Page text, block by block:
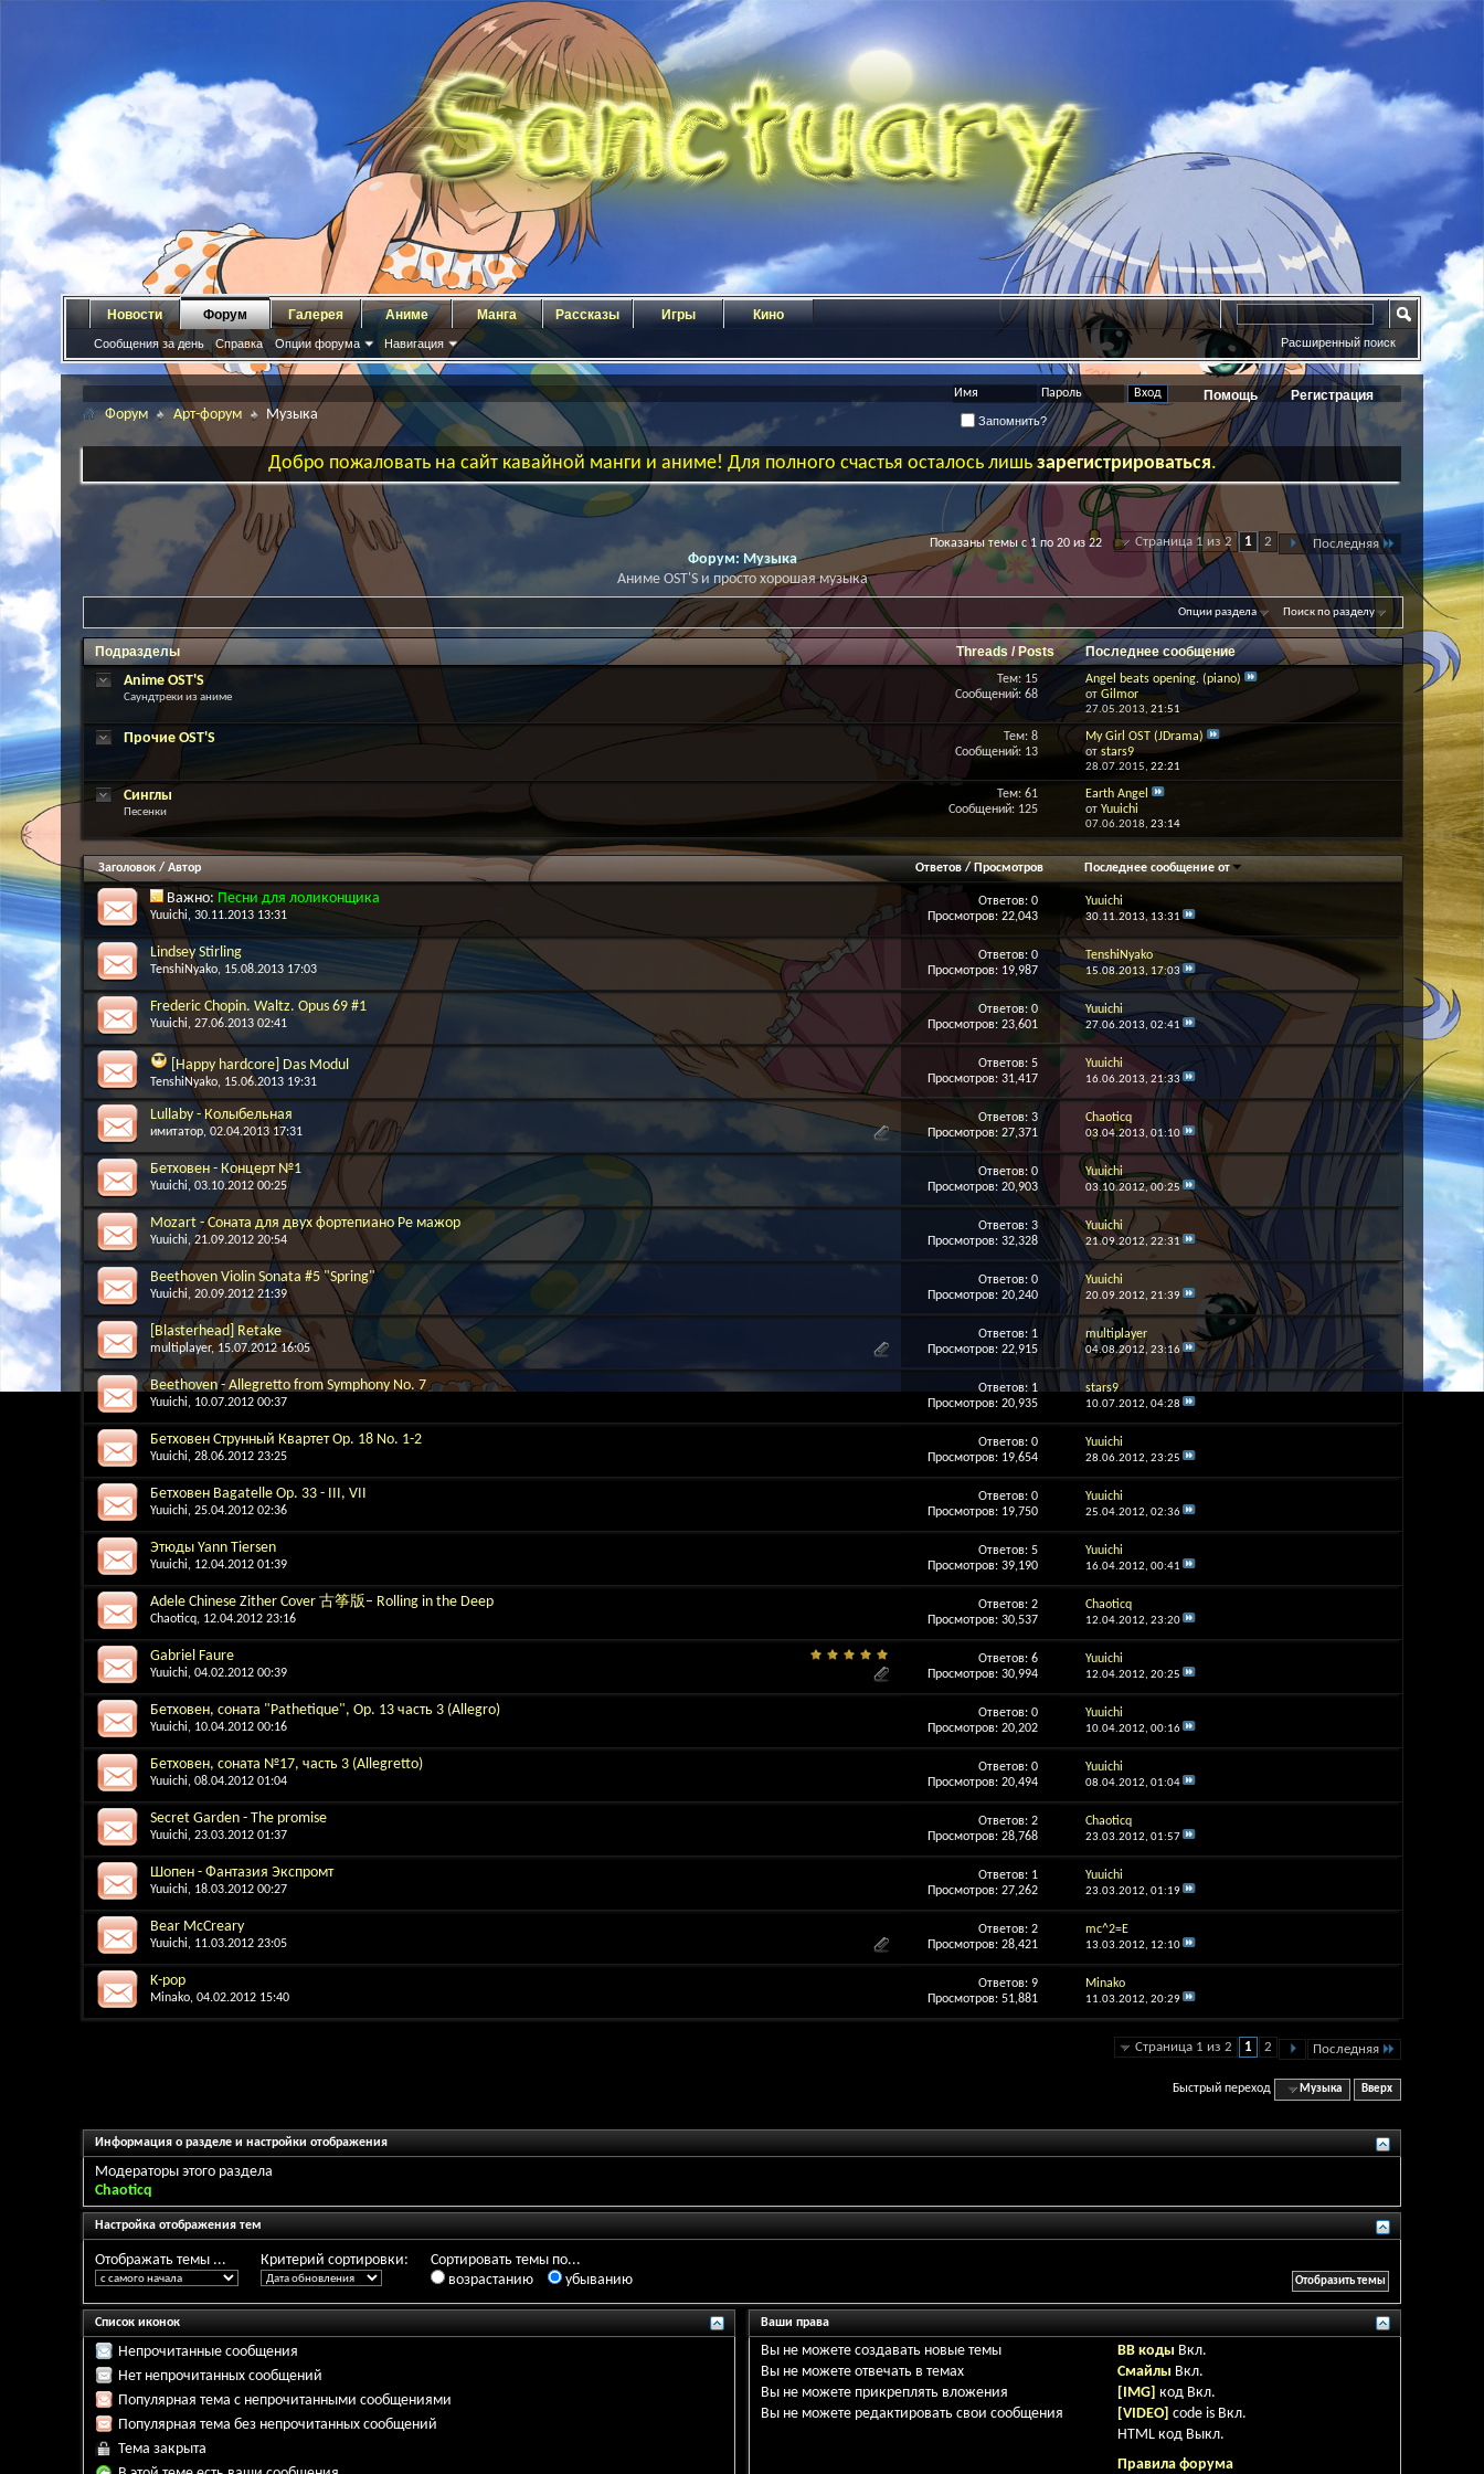
Регистрация
Помощь
Запомнить?
Новости Форум
Сообщения за день Справка Опции форума Навигация
Галерея Аниме Манга Рассказы Игры Кино
Расширенный поиск
Форум Арт-форум Музыка
Добро пожаловать на сайт кавайной манги и аниме! Для полного счастья осталось лишьзарегистрироваться.
Страница 1 из 2 1 2 Последняя
Показаны темы с 1 по 20 из 22
Форум: Музыка
Аниме OST'S и просто хорошая музыка
Опции раздела Поиск по разделу
Подразделы Threads / Posts Последнее сообщение
Anime OST'S
Саундтреки из аниме
Тем: 15
Сообщений: 68
Angel beats opening. (piano)
отGilmor
27.05.2013,21:51
Прочие OST'S
Тем: 8
Сообщений: 13
My Girl OST (JDrama)
отstars9
28.07.2015,22:21
Синглы
Песенки
Тем: 61
Сообщений: 125
Earth Angel
отYuuichi
07.06.2018,23:14
Заголовок / Автор Ответов/Просмотров Последнее сообщение от
Важно: Песни для лоликонщика
Yuuichi, 30.11.2013 13:31
Ответов: 0
Просмотров: 22,043
Yuuichi
30.11.2013,13:31
Lindsey Stirling
TenshiNyako, 15.08.2013 17:03
Ответов: 0
Просмотров: 19,987
TenshiNyako
15.08.2013, 17:03
Frederic Chopin. Waltz. Opus 69 #1
Yuuichi, 27.06.2013 02:41
Ответов: 0
Просмотров: 23,601
Yuuichi
27.06.2013,02:41
[Happy hardcore] Das Modul
TenshiNyako, 15.06.2013 19:31
Ответов: 5
Просмотров: 31,417
Yuuichi
16.06.2013,21:33
Lullaby - Колыбельная
имитатор, 02.04.2013 17:31
Ответов: 3
Просмотров: 27,371
Chaoticq
03.04.2013,01:10
Бетховен - Концерт №1
Yuuichi, 03.10.2012 00:25
Ответов: 0
Просмотров: 20,903
Yuuichi
03.10.2012,00:25
Mozart - Соната для двух фортепиано Ре мажор
Yuuichi, 21.09.2012 20:54
Ответов: 3
Просмотров: 32,328
Yuuichi
21.09.2012,22:31
Beethoven Violin Sonata #5 "Spring"
Yuuichi, 20.09.2012 21:39
Ответов: 0
Просмотров: 20,240
Yuuichi
20.09.2012,21:39
[Blasterhead] Retake
multiplayer, 15.07.2012 16:05
Ответов: 1
Просмотров: 22,915
multiplayer
04.08.2012,23:16
Beethoven - Allegretto from Symphony No. 7
Yuuichi, 10.07.2012 00:37
Ответов: 1
Просмотров: 20,935
stars9
10.07.2012,04:28
Бетховен Струнный Квартет Op. 18 No. 1-2
Yuuichi, 28.06.2012 23:25
Ответов: 0
Просмотров: 19,654
Yuuichi
28.06.2012,23:25
Бетховен Bagatelle Op. 33 - III, VII
Yuuichi, 25.04.2012 02:36
Ответов: 0
Просмотров: 19,750
Yuuichi
25.04.2012,02:36
Этюды Yann Tiersen
Yuuichi, 12.04.2012 01:39
Ответов: 5
Просмотров: 39,190
Yuuichi
16.04.2012,00:41
Adele Chinese Zither Cover 古筝版– Rolling in the Deep
Chaoticq, 12.04.2012 23:16
Ответов: 2
Просмотров: 30,537
Chaoticq
12.04.2012,23:20
Gabriel Faure
Yuuichi, 04.02.2012 00:39
Ответов: 6
Просмотров: 30,994
Yuuichi
12.04.2012,20:25
Бетховен, соната "Pathetique", Op. 13 часть 3 (Allegro)
Yuuichi, 10.04.2012 00:16
Ответов: 0
Просмотров: 20,202
Yuuichi
10.04.2012,00:16
Бетховен, соната №17, часть 3 (Allegretto)
Yuuichi, 08.04.2012 01:04
Ответов: 0
Просмотров: 20,494
Yuuichi
08.04.2012,01:04
Secret Garden - The promise
Yuuichi, 23.03.2012 01:37
Ответов: 2
Просмотров: 28,768
Chaoticq
23.03.2012,01:57
Шопен - Фантазия Экспромт
Yuuichi, 18.03.2012 00:27
Ответов: 1
Просмотров: 27,262
Yuuichi
23.03.2012,01:19
Bear McCreary
Yuuichi, 11.03.2012 23:05
Ответов: 2
Просмотров: 28,421
mc^2=E
13.03.2012, 12:10
K-pop
Minako, 04.02.2012 15:40
Ответов: 9
Просмотров: 51,881
Minako
11.03.2012,20:29
Страница 1 из 2 1 2 Последняя
Быстрый переход Музыка Вверх
Информация о разделе и настройки отображения
Модераторы этого раздела
Chaoticq
Настройка отображения тем
Отображать темы ... Критерий сортировки:
Сортировать темы по...
возрастанию
убыванию
Список иконок
Непрочитанные сообщения
Нет непрочитанных сообщений
Популярная тема с непрочитанными сообщениями
Популярная тема без непрочитанных сообщений
Тема закрыта
Ваши права
Вы не можетесоздавать новые темы
Вы не можетеотвечать в темах
Вы не можетеприкреплять вложения
Вы не можетередактировать свои сообщения
BB коды Вкл.
Смайлы Вкл.
[IMG] код Вкл.
[VIDEO] code is Вкл.
HTML код Выкл.
Правила форума